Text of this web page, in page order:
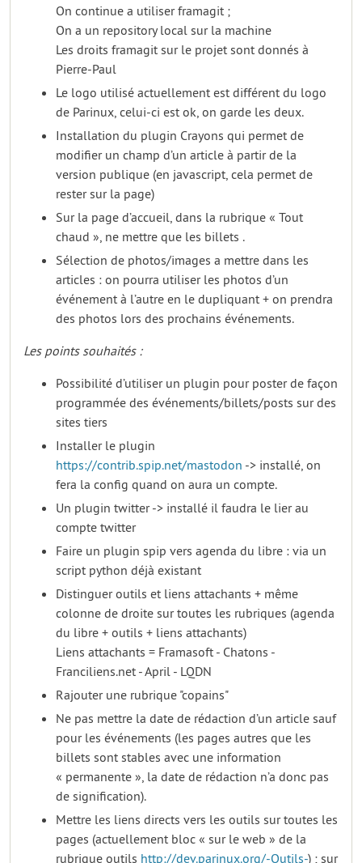
On continue a utiliser framagit ;
On a un repository local sur la machine
Les droits framagit sur le projet sont donnés à
Pierre-Paul
Le logo utilisé actuellement est différent du logo
de Parinux, celui-ci est ok, on garde les deux.
Installation du plugin Crayons qui permet de
modifier un champ d’un article à partir de la
version publique (en javascript, cela permet de
rester sur la page)
Sur la page d’accueil, dans la rubrique « Tout
chaud », ne mettre que les billets .
Sélection de photos/images a mettre dans les
articles : on pourra utiliser les photos d’un
événement à l’autre en le dupliquant + on prendra
des photos lors des prochains événements.
Les points souhaités :
Possibilité d’utiliser un plugin pour poster de façon
programmée des événements/billets/posts sur des
sites tiers
Installer le plugin
https://contrib.spip.net/mastodon -> installé, on
fera la config quand on aura un compte.
Un plugin twitter -> installé il faudra le lier au
compte twitter
Faire un plugin spip vers agenda du libre : via un
script python déjà existant
Distinguer outils et liens attachants + même
colonne de droite sur toutes les rubriques (agenda
du libre + outils + liens attachants)
Liens attachants = Framasoft - Chatons -
Franciliens.net - April - LQDN
Rajouter une rubrique "copains"
Ne pas mettre la date de rédaction d’un article sauf
pour les événements (les pages autres que les
billets sont stables avec une information
« permanente », la date de rédaction n’a donc pas
de signification).
Mettre les liens directs vers les outils sur toutes les
pages (actuellement bloc « sur le web » de la
rubrique outils http://dev.parinux.org/-Outils-) ; sur